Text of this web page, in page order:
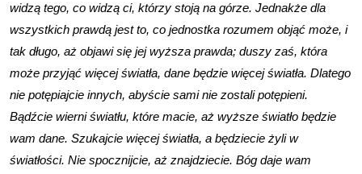
widzą tego, co widzą ci, którzy stoją na górze. Jednakże dla
wszystkich prawdą jest to, co jednostka rozumem objąć może, i
tak długo, aż objawi się jej wyższa prawda; duszy zaś, która
może przyjąć więcej światła, dane będzie więcej światła. Dlatego
nie potępiajcie innych, abyście sami nie zostali potępieni.
Bądźcie wierni światłu, które macie, aż wyższe światło będzie
wam dane. Szukajcie więcej światła, a będziecie żyli w
światłości. Nie spocznijcie, aż znajdziecie. Bóg daje wam